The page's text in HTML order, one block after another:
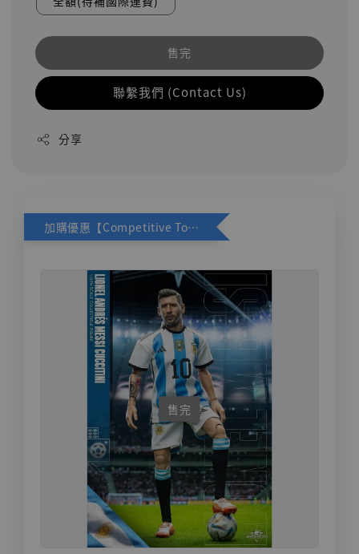
售完
聯繫我們 (Contact Us)
分享
加購優惠【Competitive Toys 梅西 [CM001]】
售完